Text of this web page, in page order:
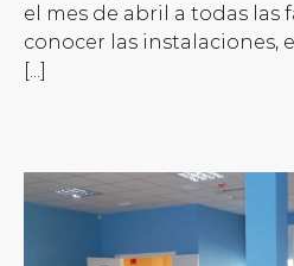
el mes de abril a todas las
conocer las instalaciones,
[...]